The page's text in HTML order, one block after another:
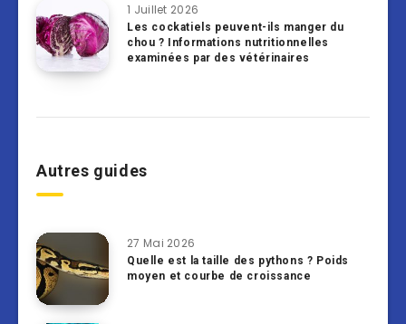
1 Juillet 2026
Les cockatiels peuvent-ils manger du
chou ? Informations nutritionnelles
examinées par des vétérinaires
Autres guides
27 Mai 2026
Quelle est la taille des pythons ? Poids
moyen et courbe de croissance